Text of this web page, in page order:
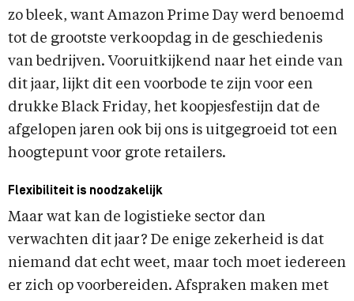
zo bleek, want Amazon Prime Day werd benoemd
tot de grootste verkoopdag in de geschiedenis
van bedrijven. Vooruitkijkend naar het einde van
dit jaar, lijkt dit een voorbode te zijn voor een
drukke Black Friday, het koopjesfestijn dat de
afgelopen jaren ook bij ons is uitgegroeid tot een
hoogtepunt voor grote retailers.
Flexibiliteit is noodzakelijk
Maar wat kan de logistieke sector dan
verwachten dit jaar? De enige zekerheid is dat
niemand dat echt weet, maar toch moet iedereen
er zich op voorbereiden. Afspraken maken met